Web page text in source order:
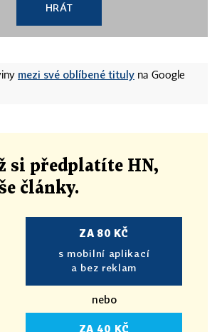
HRÁT
mezi své oblíbené tituly na Google
si předplatíte HN,
články.
ZA 80 KČ
s mobilní aplikací
a bez reklam
nebo
ZA 40 KČ